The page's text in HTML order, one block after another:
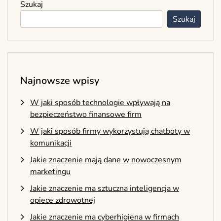
Szukaj
Szukaj
Najnowsze wpisy
W jaki sposób technologie wpływają na
bezpieczeństwo finansowe firm
W jaki sposób firmy wykorzystują chatboty w
komunikacji
Jakie znaczenie mają dane w nowoczesnym
marketingu
Jakie znaczenie ma sztuczna inteligencja w
opiece zdrowotnej
Jakie znaczenie ma cyberhigiena w firmach